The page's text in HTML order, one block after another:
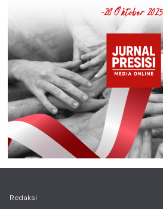
Redaksi